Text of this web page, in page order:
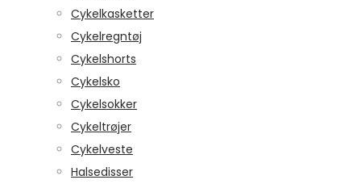
Cykelkasketter
Cykelregntøj
Cykelshorts
Cykelsko
Cykelsokker
Cykeltrøjer
Cykelveste
Halsedisser